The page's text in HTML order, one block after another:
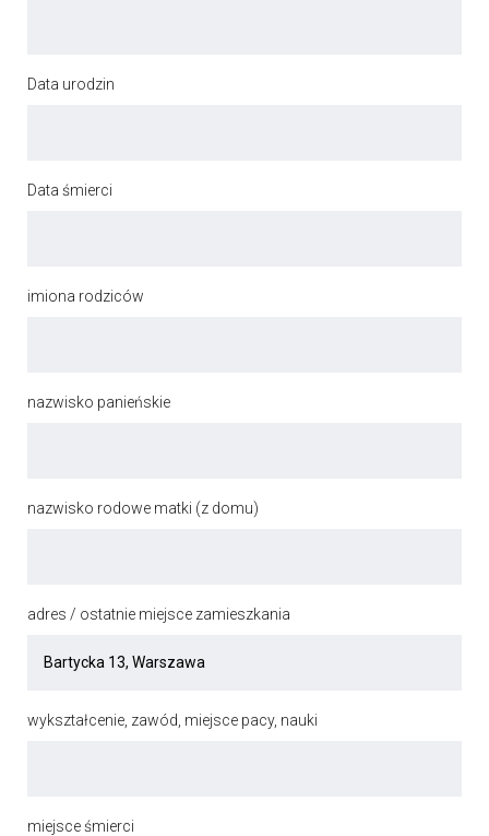
Data urodzin
Data śmierci
imiona rodziców
nazwisko panieńskie
nazwisko rodowe matki (z domu)
adres / ostatnie miejsce zamieszkania
wykształcenie, zawód, miejsce pacy, nauki
miejsce śmierci